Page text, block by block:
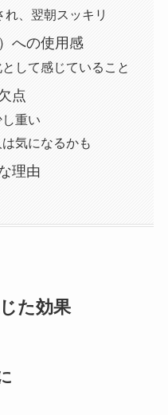
、翌朝スッキリ
への使用感
して感じていること
点
し重い
気になるかも
理由
た効果